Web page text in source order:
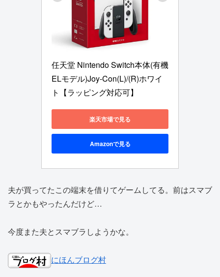
任天堂 Nintendo Switch本体(有機
ELモデル)Joy-Con(L)/(R)ホワイ
ト【ラッピング対応可】
楽天市場で見る
Amazonで見る
夫が買ってたこの端末を借りてゲームしてる。前はスマブ
ラとかもやったんだけど…
今度また夫とスマブラしようかな。
にほんブログ村